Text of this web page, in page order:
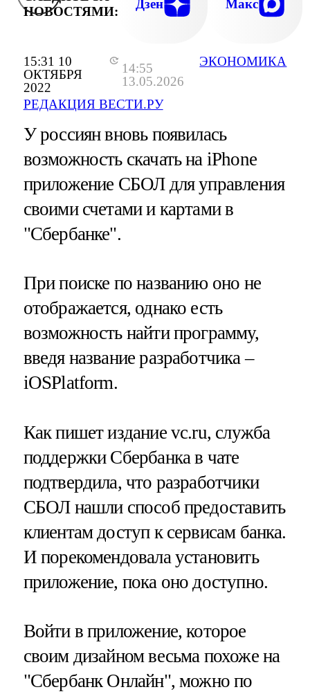
15:31 10
ОКТЯБРЯ
2022
14:55
13.05.2026
РЕДАКЦИЯ ВЕСТИ.РУ
ЭКОНОМИКА
НОВОСТЯМИ:
Дзен Макс
У россиян вновь появилась
возможность скачать на iPhone
приложение СБОЛ для управления
своими счетами и картами в
"Сбербанке".
При поиске по названию оно не
отображается, однако есть
возможность найти программу,
введя название разработчика –
iOSPlatform.
Как пишет издание vc.ru, служба
поддержки Сбербанка в чате
подтвердила, что разработчики
СБОЛ нашли способ предоставить
клиентам доступ к сервисам банка.
И порекомендовала установить
приложение, пока оно доступно.
Войти в приложение, которое
своим дизайном весьма похоже на
"Сбербанк Онлайн", можно по